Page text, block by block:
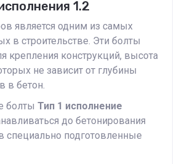
1.2
является одним из самых
в строительстве. Эти болты
крепления конструкций, высота
не зависит от глубины
в бетон.
болты Тип 1 исполнение
до бетонирования
специально подготовленные